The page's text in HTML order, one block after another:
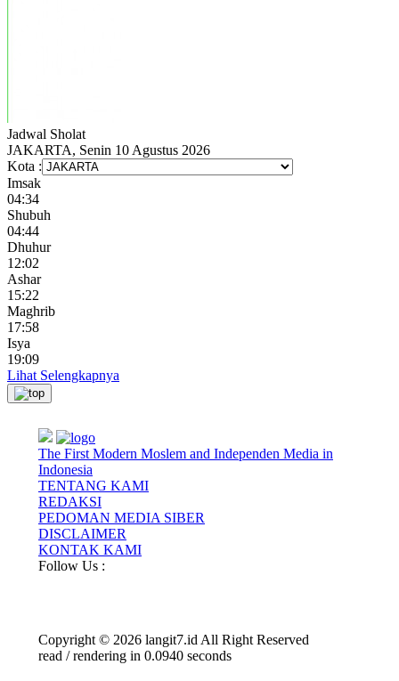
Jadwal Sholat
JAKARTA, Senin 10 Agustus 2026
Kota :
Imsak
04:34
Shubuh
04:44
Dhuhur
12:02
Ashar
15:22
Maghrib
17:58
Isya
19:09
Lihat Selengkapnya
The First Modern Moslem and Independen Media in
Indonesia
TENTANG KAMI
REDAKSI
PEDOMAN MEDIA SIBER
DISCLAIMER
KONTAK KAMI
Follow Us :
Copyright © 2026 langit7.id All Right Reserved
read / rendering in 0.0940 seconds